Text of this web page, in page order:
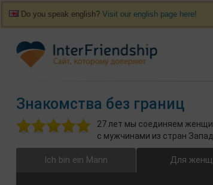
Do you speak english? Visit our english page here!
Знакомства без границ
27 лет мы соединяем
с мужчинами из стран
Ich bin ein Mann Для